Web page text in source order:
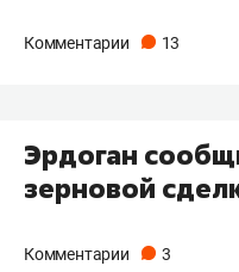
Комментарии 13
Эрдоган
зерновой
Комментарии 3